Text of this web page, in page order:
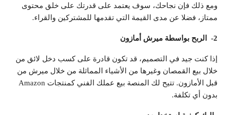
ومع ذلك فإن نجاحك، سوف يعتمد على قدرتك على خلق محتوى
ممتاز، فضلا عن مدى القيمة التي تقدمها للمشتركين والقراء.
2- الربح بواسطة ميرش أمازون
إذا كنت جيد في التصميم، قد تكون قادرة على كسب دخل لائق من
خلال بيع القمصان وغيرها من الأشياء المماثلة من خلال ميرش من
قبل الأمازون. تتيح لك المنصة بيع عملك الفني كمنتجات Amazon
بدون أي تكلفة.